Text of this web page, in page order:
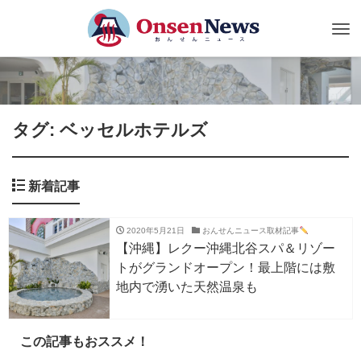
タグ: ベッセルホテルズ
新着記事
2020年5月21日 おんせんニュース取材記事
【沖縄】レクー沖縄北谷スパ＆リゾー
トがグランドオープン！最上階には敷
地内で湧いた天然温泉も
この記事もおススメ！